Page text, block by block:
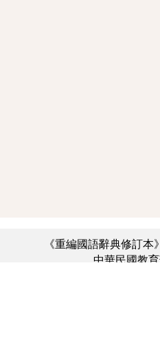
《重編國語辭典修訂
中華民國教